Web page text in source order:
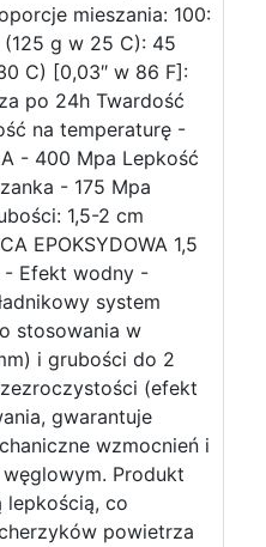
mieszania: 100:
g w 25 C): 45
C) [0,03″ w 86 F]:
po 24h Twardość
na temperaturę -
- 400 Mpa Lepkość
- 175 Mpa
1,5-2 cm
EPOKSYDOWA 1,5
- Efekt wodny -
system
stosowania w
i grubości do 2
(efekt
gwarantuje
wzmocnień i
Produkt
lepkością, co
powietrza